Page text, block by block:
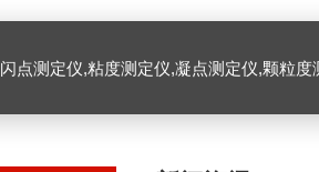
闪点测定仪,粘度测定仪,凝点测定仪,颗粒